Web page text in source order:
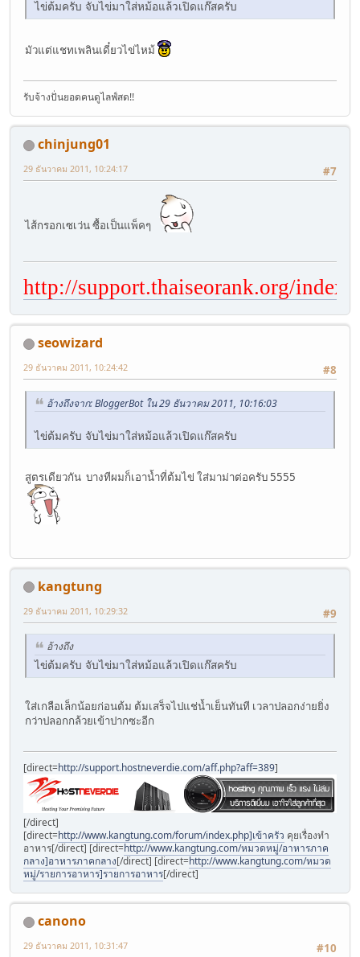
ไข่ต้มครับ จับไข่มาใส่หม้อแล้วเปิดแก๊สครับ
มัวแต่แชทเพลินเดี๋ยวไข่ไหม้
รับจ้างปั่นยอดคนดูไลฟ์สด!!
chinjung01
#7
29 ธันวาคม 2011, 10:24:17
ไส้กรอกเซเว่น ซื้อเป็นแพ็คๆ
http://support.thaiseorank.org/
seowizard
#8
29 ธันวาคม 2011, 10:24:42
อ้างถึงจาก: BloggerBot ใน 29 ธันวาคม 2011, 10:16:03
ไข่ต้มครับ จับไข่มาใส่หม้อแล้วเปิดแก๊สครับ
สูตรเดียวกัน บางทีผมก็เอาน้ำที่ต้มไข่ ใส่มาม่าต่อครับ 5555
kangtung
#9
29 ธันวาคม 2011, 10:29:32
อ้างถึง
ไข่ต้มครับ จับไข่มาใส่หม้อแล้วเปิดแก๊สครับ
ใส่เกลือเล็กน้อยก่อนต้ม ต้มเสร็จไปแช่น้ำเย็นทันที เวลาปลอกง่ายยิ่ง
กว่าปลอกกล้วยเข้าปากซะอีก
[direct=http://support.hostneverdie.com/aff.php?aff=389]
[/direct]
[direct=http://www.kangtung.com/forum/index.php]เข้าครัว คุยเรื่องทำ
อาหาร[/direct] [direct=http://www.kangtung.com/หมวดหมู่/อาหารภาค
กลาง]อาหารภาคกลาง[/direct] [direct=http://www.kangtung.com/หมวด
หมู่/รายการอาหาร]รายการอาหาร[/direct]
canono
#10
29 ธันวาคม 2011, 10:31:47